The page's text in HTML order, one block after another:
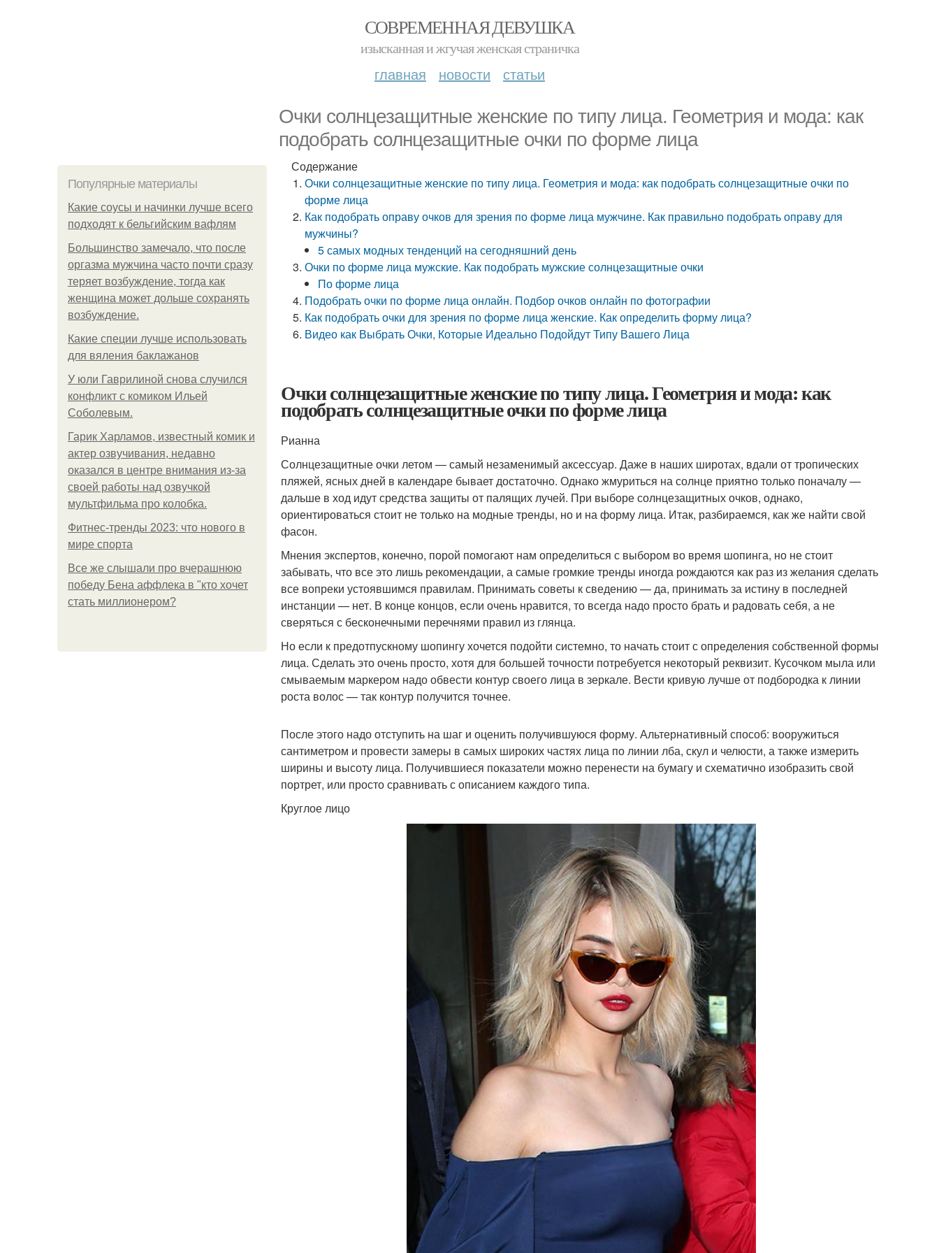
СОВРЕМЕННАЯ ДЕВУШКА
изысканная и жгучая женская страничка
главная новости статьи
Очки солнцезащитные женские по типу лица. Геометрия и мода: как
подобрать солнцезащитные очки по форме лица
Популярные материалы
Какие соусы и начинки лучше всего
подходят к бельгийским вафлям
Большинство замечало, что после
оргазма мужчина часто почти сразу
теряет возбуждение, тогда как
женщина может дольше сохранять
возбуждение.
Какие специи лучше использовать
для вяления баклажанов
У юли Гаврилиной снова случился
конфликт с комиком Ильей
Соболевым.
Гарик Харламов, известный комик и
актер озвучивания, недавно
оказался в центре внимания из-за
своей работы над озвучкой
мультфильма про колобка.
Фитнес-тренды 2023: что нового в
мире спорта
Все же слышали про вчерашнюю
победу Бена аффлека в "кто хочет
стать миллионером?
Содержание
Очки солнцезащитные женские по типу лица. Геометрия и мода: как подобрать солнцезащитные очки по
форме лица
Как подобрать оправу очков для зрения по форме лица мужчине. Как правильно подобрать оправу для
мужчины?
5 самых модных тенденций на сегодняшний день
Очки по форме лица мужские. Как подобрать мужские солнцезащитные очки
По форме лица
Подобрать очки по форме лица онлайн. Подбор очков онлайн по фотографии
Как подобрать очки для зрения по форме лица женские. Как определить форму лица?
Видео как Выбрать Очки, Которые Идеально Подойдут Типу Вашего Лица
Очки солнцезащитные женские по типу лица. Геометрия и мода: как
подобрать солнцезащитные очки по форме лица
Рианна
Солнцезащитные очки летом — самый незаменимый аксессуар. Даже в наших широтах, вдали от тропических
пляжей, ясных дней в календаре бывает достаточно. Однако жмуриться на солнце приятно только поначалу —
дальше в ход идут средства защиты от палящих лучей. При выборе солнцезащитных очков, однако,
ориентироваться стоит не только на модные тренды, но и на форму лица. Итак, разбираемся, как же найти свой
фасон.
Мнения экспертов, конечно, порой помогают нам определиться с выбором во время шопинга, но не стоит
забывать, что все это лишь рекомендации, а самые громкие тренды иногда рождаются как раз из желания сделать
все вопреки устоявшимся правилам. Принимать советы к сведению — да, принимать за истину в последней
инстанции — нет. В конце концов, если очень нравится, то всегда надо просто брать и радовать себя, а не
сверяться с бесконечными перечнями правил из глянца.
Но если к предотпускному шопингу хочется подойти системно, то начать стоит с определения собственной формы
лица. Сделать это очень просто, хотя для большей точности потребуется некоторый реквизит. Кусочком мыла или
смываемым маркером надо обвести контур своего лица в зеркале. Вести кривую лучше от подбородка к линии
роста волос — так контур получится точнее.
После этого надо отступить на шаг и оценить получившуюся форму. Альтернативный способ: вооружиться
сантиметром и провести замеры в самых широких частях лица по линии лба, скул и челюсти, а также измерить
ширины и высоту лица. Получившиеся показатели можно перенести на бумагу и схематично изобразить свой
портрет, или просто сравнивать с описанием каждого типа.
Круглое лицо